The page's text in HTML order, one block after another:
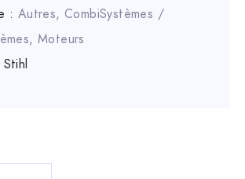
: Autres,CombiSystèmes /
,Moteurs
Stihl